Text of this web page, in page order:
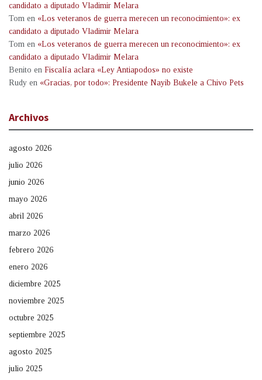
candidato a diputado Vladimir Melara
Tom en «Los veteranos de guerra merecen un reconocimiento»: ex
candidato a diputado Vladimir Melara
Tom en «Los veteranos de guerra merecen un reconocimiento»: ex
candidato a diputado Vladimir Melara
Benito en Fiscalía aclara «Ley Antiapodos» no existe
Rudy en «Gracias, por todo»: Presidente Nayib Bukele a Chivo Pets
Archivos
agosto 2026
julio 2026
junio 2026
mayo 2026
abril 2026
marzo 2026
febrero 2026
enero 2026
diciembre 2025
noviembre 2025
octubre 2025
septiembre 2025
agosto 2025
julio 2025